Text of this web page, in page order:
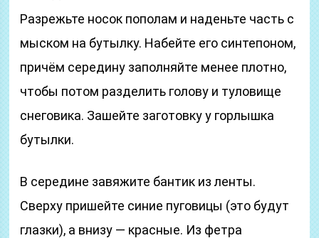
Разрежьте носок пополам и наденьте часть с
мыском на бутылку. Набейте его синтепоном,
причём середину заполняйте менее плотно,
чтобы потом разделить голову и туловище
снеговика. Зашейте заготовку у горлышка
бутылки.
В середине завяжите бантик из ленты.
Сверху пришейте синие пуговицы (это будут
глазки), а внизу — красные. Из фетра